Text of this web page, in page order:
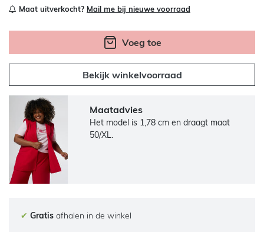
Maat uitverkocht? Mail me bij nieuwe voorraad
Voeg toe
Bekijk winkelvoorraad
Maatadvies
Het model is 1,78 cm en draagt maat
50/XL.
✔ Gratis afhalen in de winkel